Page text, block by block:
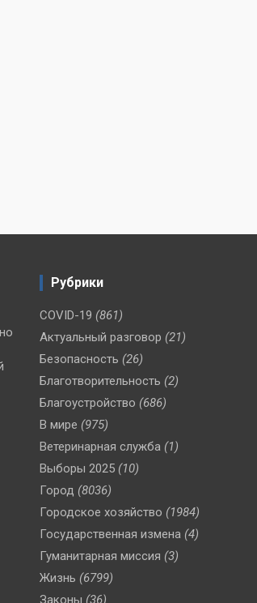
Рубрики
COVID-19 (861)
Актуальный разговор (21)
Безопасность (26)
Благотворительность (2)
Благоустройство (686)
В мире (975)
Ветеринарная служба (1)
Выборы 2025 (10)
Город (8036)
Городское хозяйство (1984)
Государственная измена (4)
Гуманитарная миссия (3)
Жизнь (6799)
Законы (36)